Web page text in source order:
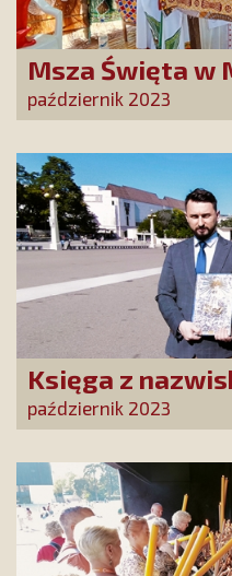
Msza Święta w
Przyjaciół i
Stowarzyszenia
październik 2023
Księga z
Czcicieli Maryi
październik 2023